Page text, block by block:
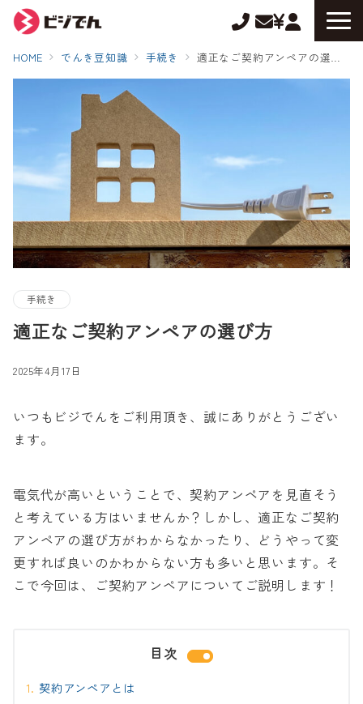
HOME でんき豆知識 手続き 適正なご契約アンペアの選び方
手続き
適正なご契約アンペアの選び方
2025年4月17日
いつもビジでんをご利用頂き、誠にありがとうござい
ます。
電気代が高いということで、契約アンペアを見直そう
と考えている方はいませんか？しかし、適正なご契約
アンペアの選び方がわからなかったり、どうやって変
更すれば良いのかわからない方も多いと思います。そ
こで今回は、ご契約アンペアについてご説明します！
目次
契約アンペアとは